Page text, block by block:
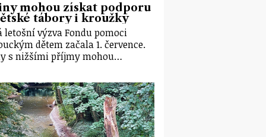
mohou získat podporu
tábory i kroužky
letošní výzva Fondu pomoci
dětem začala 1. července.
s nižšími příjmy mohou…